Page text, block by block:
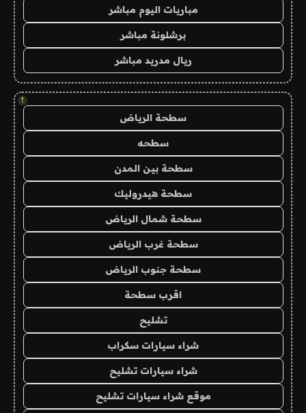
مباريات اليوم مباشر
برشلونة مباشر
ريال مدريد مباشر
!
سطحة الرياض
سطحه
سطحة بين المدن
سطحة هيدروليك
سطحة شمال الرياض
سطحة غرب الرياض
سطحة جنوب الرياض
اقرب سطحة
تشليح
شراء سيارات سكراب
شراء سيارات تشليح
موقع شراء سيارات تشليح